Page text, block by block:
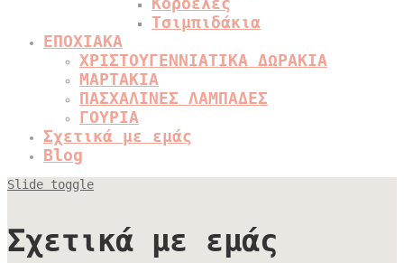
Τσιμπιδάκια
ΕΠΟΧΙΑΚΑ
ΧΡΙΣΤΟΥΓΕΝΝΙΑΤΙΚΑ ΔΩΡΑΚΙΑ
ΜΑΡΤΑΚΙΑ
ΠΑΣΧΑΛΙΝΕΣ ΛΑΜΠΑΔΕΣ
ΓΟΥΡΙΑ
Σχετικά με εμάς
Blog
Slide toggle
Σχετικά με εμάς